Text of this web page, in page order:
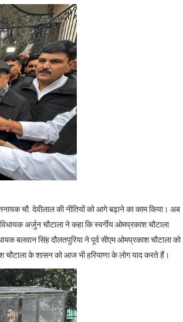
चौ. देवीलाल की नीतियों को आगे बढ़ाने का काम किया। अब
अर्जुन चौटाला ने कहा कि स्वर्गीय ओमप्रकाश चौटाला
बलवान सिंह दौलतपुरिया ने पूर्व सीएम ओमप्रकाश चौटाला को
चौटाला के शासन को आज भी हरियाणा के लोग याद करते हैं।